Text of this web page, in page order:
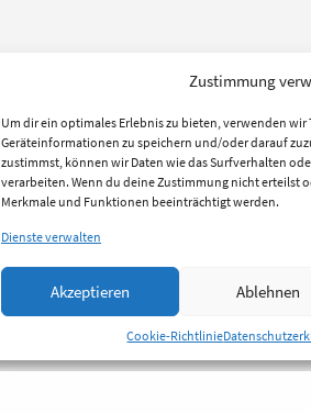
Zustimmung
Um dir ein optimales Erlebnis zu bieten, verwenden wir
Geräteinformationen zu speichern und/oder darauf
zustimmst, können wir Daten wie das Surfverhalten
verarbeiten. Wenn du deine Zustimmung nicht erteilst
Merkmale und Funktionen beeinträchtigt werden.
Dienste verwalten
Akzeptieren Ablehnen
Cookie-Richtlinie